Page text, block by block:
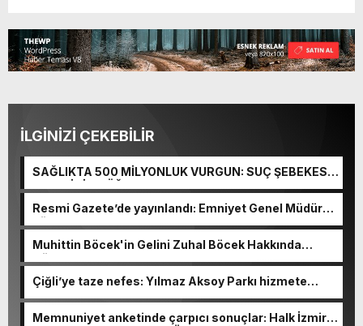
İLGİNİZİ ÇEKEBİLİR
SAĞLIKTA 500 MİLYONLUK VURGUN: SUÇ ŞEBEKESİ
KAÇIŞ İÇİN DÜĞMEYE BASTI!
Resmi Gazete’de yayınlandı: Emniyet Genel Müdürü
görevden alındı!
Muhittin Böcek'in Gelini Zuhal Böcek Hakkında
Gözaltı Kararı!
Çiğli’ye taze nefes: Yılmaz Aksoy Parkı hizmete
Memnuniyet anketinde çarpıcı sonuçlar: Halk İzmirli